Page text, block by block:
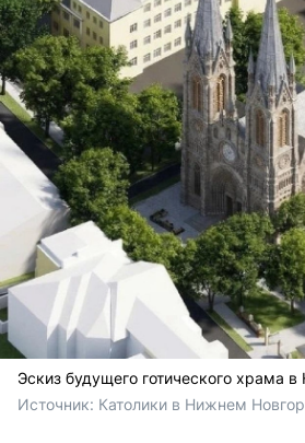
Эскиз будущего готического храма
Источник: Католики в Нижнем